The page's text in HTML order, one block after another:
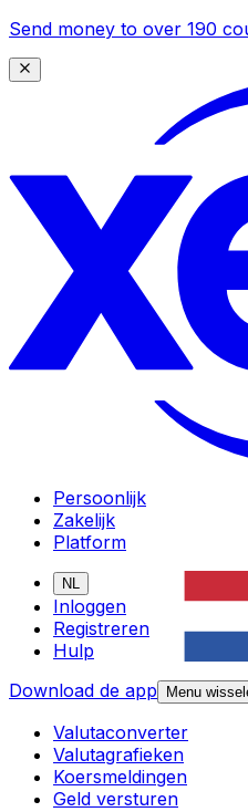
Send money to over 190
Persoonlijk
Zakelijk
Platform
NL
Inloggen
Registreren
Hulp
Download de app
Menu
Valutaconverter
Valutagrafieken
Koersmeldingen
Geld versturen